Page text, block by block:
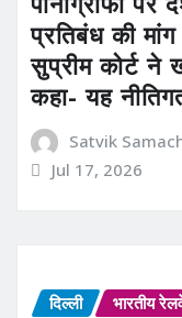
प्रतिबंध की
सुप्रीम कोर्ट ने
कहा- यह
Satvik
Jul 17, 2026
दिल्ली भारतीय